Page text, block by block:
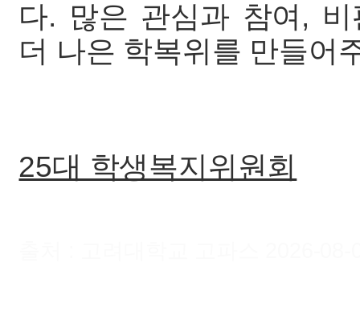
다. 많은 관심과 참여,
더 나은 학복위를 만들어
25대 학생복지위원회